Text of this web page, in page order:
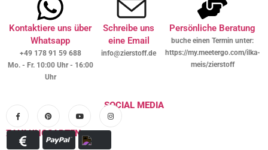
Kontaktiere uns über
Whatsapp
+49 178 91 59 688
Mo. - Fr. 10:00 Uhr - 16:00
Uhr
Schreibe uns
eine Email
info@zierstoff.de
Persönliche Beratung
buche einen Termin unter:
https://my.meetergo.com/ilka-
meis/zierstoff
SOCIAL MEDIA
ZAHLUNGSARTEN